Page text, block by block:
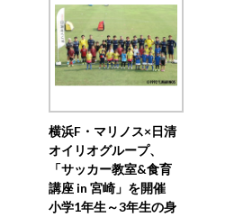
横浜F・マリノス×日清
オイリオグループ、
「サッカー教室&食育
講座 in 宮崎」を開催
小学1年生～3年生の身